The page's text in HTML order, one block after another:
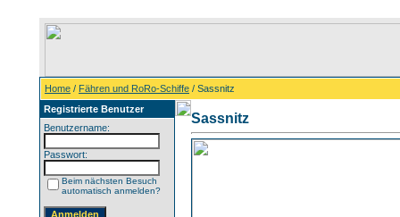
Home / Fähren und RoRo-Schiffe / Sassnitz
Registrierte Benutzer
Benutzername:
Passwort:
Beim nächsten Besuch
automatisch anmelden?
Sassnitz